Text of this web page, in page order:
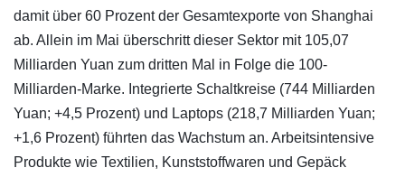
damit über 60 Prozent der Gesamtexporte von Shanghai
ab. Allein im Mai überschritt dieser Sektor mit 105,07
Milliarden Yuan zum dritten Mal in Folge die 100-
Milliarden-Marke. Integrierte Schaltkreise (744 Milliarden
Yuan; +4,5 Prozent) und Laptops (218,7 Milliarden Yuan;
+1,6 Prozent) führten das Wachstum an. Arbeitsintensive
Produkte wie Textilien, Kunststoffwaren und Gepäck